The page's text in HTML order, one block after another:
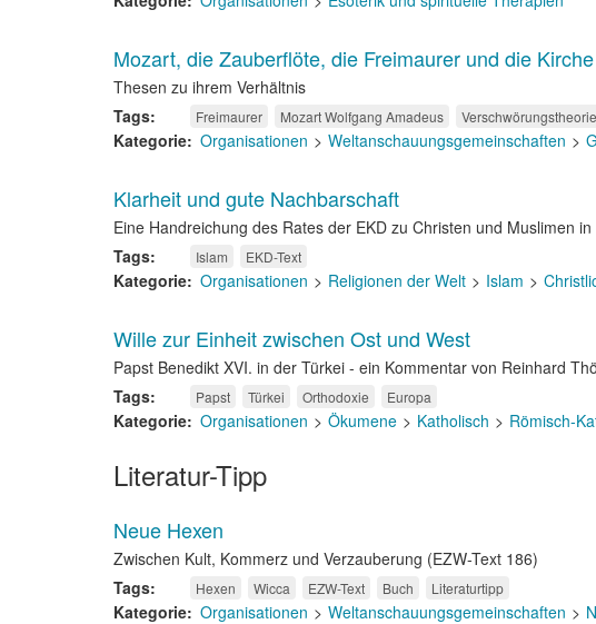
Mozart, die Zauberflöte, die Freimaurer und die Kirche
Thesen zu ihrem Verhältnis
Tags
Freimaurer Mozart Wolfgang Amadeus Verschwörungstheorie
Kategorie Organisationen Weltanschauungsgemeinschaften
Klarheit und gute Nachbarschaft
Eine Handreichung des Rates der EKD zu Christen und Muslimen
Tags
Islam EKD-Text
Kategorie Organisationen Religionen der Welt Islam
Wille zur Einheit zwischen Ost und West
Papst Benedikt XVI. in der Türkei - ein Kommentar von Reinhard
Tags
Papst Türkei Orthodoxie Europa
Kategorie Organisationen Ökumene Katholisch Römisch-
Literatur-Tipp
Neue Hexen
Zwischen Kult, Kommerz und Verzauberung (EZW-Text 186)
Tags
Hexen Wicca EZW-Text Buch Literaturtipp
Kategorie Organisationen Weltanschauungsgemeinschaften